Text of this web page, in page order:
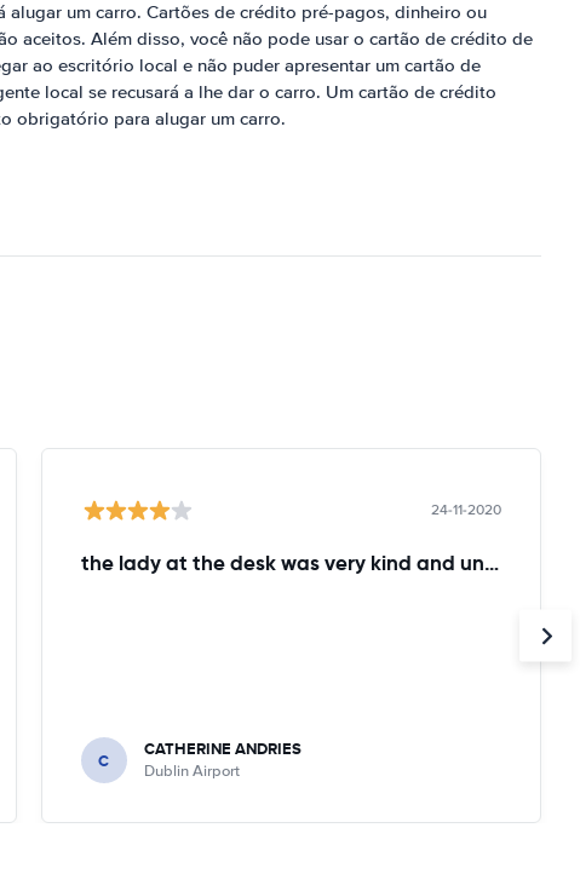
alugar um carro. Cartões de crédito pré-pagos, dinheiro ou
aceitos. Além disso, você não pode usar o cartão de crédito de
ao escritório local e não puder apresentar um cartão de
local se recusará a lhe dar o carro. Um cartão de crédito
obrigatório para alugar um carro.
24-11-2020
the lady at the desk was very kind and understanding!
C CATHERINE ANDRIES
Dublin Airport